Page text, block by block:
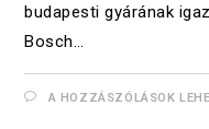
budapesti gyárának
Bosch…
A HOZZÁSZÓLÁSOK